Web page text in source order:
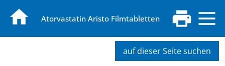
Atorvastatin Aristo Filmtabletten
auf dieser Seite suchen